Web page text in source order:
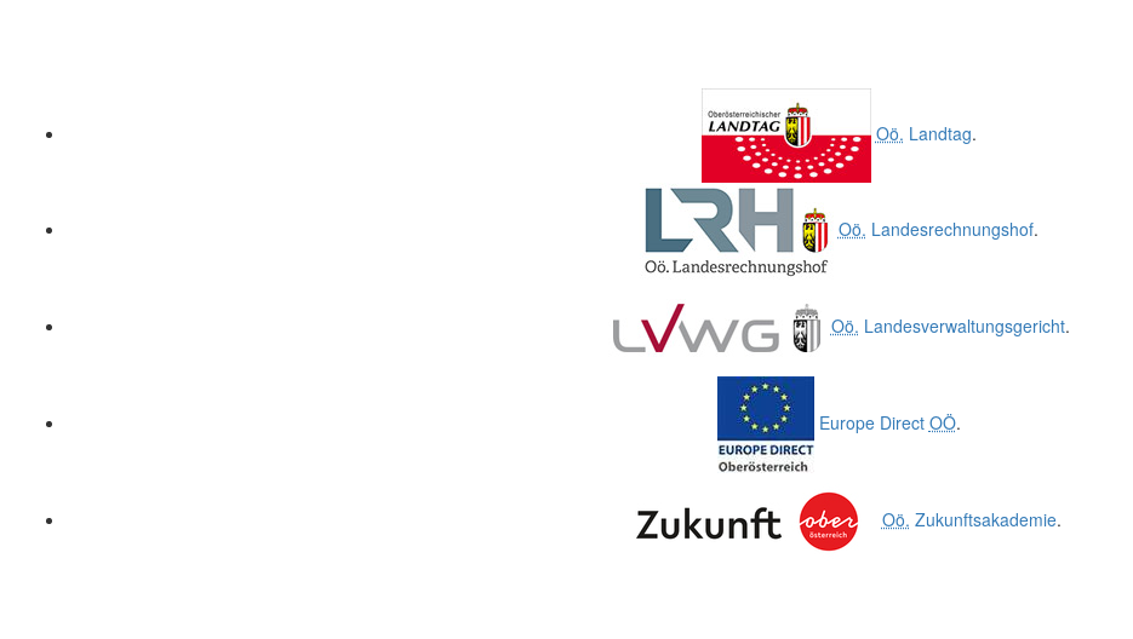
Oö. Landtag.
Oö. Landesrechnungshof.
Oö. Landesverwaltungsgericht.
Europe Direct OÖ.
Oö. Zukunftsakademie.